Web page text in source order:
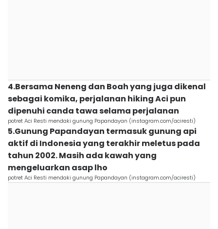
4.Bersama Neneng dan Boah yang juga dikenal
sebagai komika, perjalanan hiking Aci pun
dipenuhi canda tawa selama perjalanan
potret Aci Resti mendaki gunung Papandayan (instagram.com/aciresti)
5.Gunung Papandayan termasuk gunung api
aktif di Indonesia yang terakhir meletus pada
tahun 2002. Masih ada kawah yang
mengeluarkan asap lho
potret Aci Resti mendaki gunung Papandayan (instagram.com/aciresti)